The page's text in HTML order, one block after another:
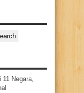
Negara,